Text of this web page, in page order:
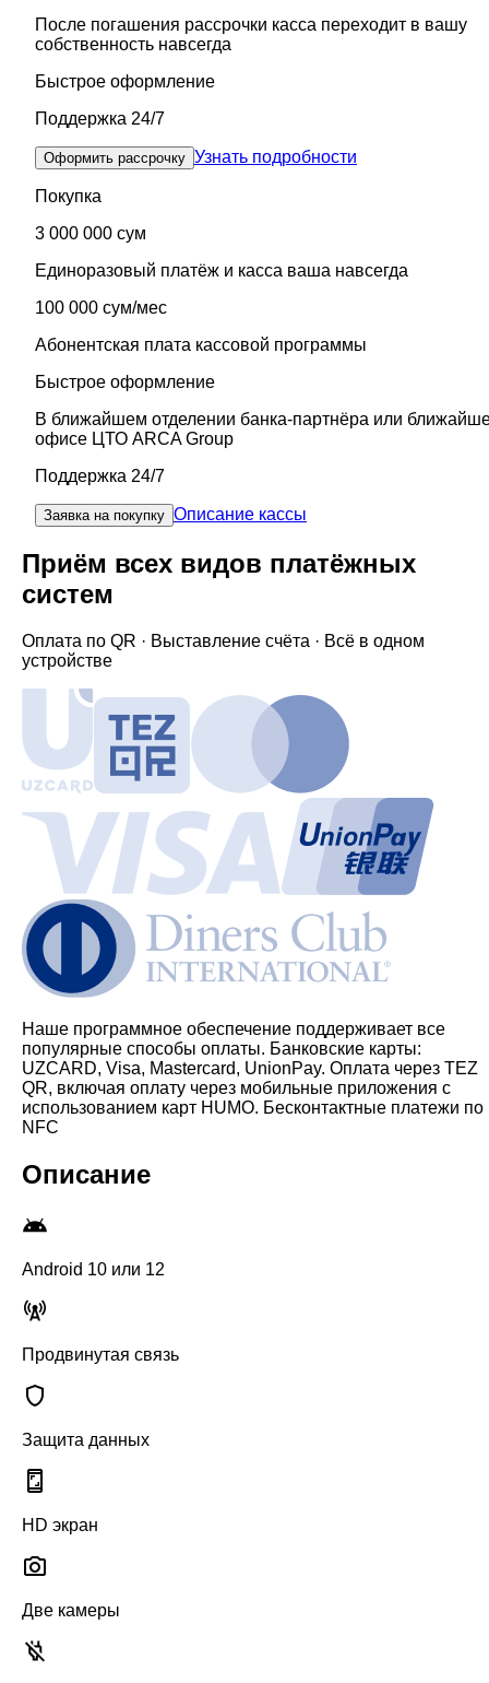
После погашения рассрочки касса переходит в вашу
собственность навсегда
Быстрое оформление
Поддержка 24/7
Оформить рассрочку Узнать подробности
Покупка
3 000 000 сум
Единоразовый платёж и касса ваша навсегда
100 000 сум/мес
Абонентская плата кассовой программы
Быстрое оформление
В ближайшем отделении банка-партнёра или
офисе ЦТО ARCA Group
Поддержка 24/7
Заявка на покупку Описание кассы
Приём всех видов платёжных
систем
Оплата по QR · Выставление счёта · Всё в одном
устройстве
Наше программное обеспечение поддерживает все
популярные способы оплаты. Банковские карты:
UZCARD, Visa, Mastercard, UnionPay. Оплата через TEZ
QR, включая оплату через мобильные приложения с
использованием карт HUMO. Бесконтактные платежи по
NFC
Описание
Android 10 или 12
Продвинутая связь
Защита данных
HD экран
Две камеры